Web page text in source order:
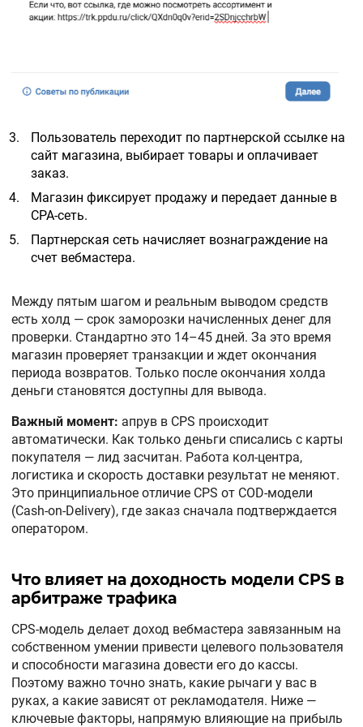
Пользователь переходит по партнерской ссылке на
сайт магазина, выбирает товары и оплачивает
заказ.
Магазин фиксирует продажу и передает данные в
CPA-сеть.
Партнерская сеть начисляет вознаграждение на
счет вебмастера.
Между пятым шагом и реальным выводом средств
есть холд — срок заморозки начисленных денег для
проверки. Стандартно это 14–45 дней. За это время
магазин проверяет транзакции и ждет окончания
периода возвратов. Только после окончания холда
деньги становятся доступны для вывода.
Важный момент: апрув в CPS происходит
автоматически. Как только деньги списались с карты
покупателя — лид засчитан. Работа кол-центра,
логистика и скорость доставки результат не меняют.
Это принципиальное отличие CPS от COD-модели
(Cash-on-Delivery), где заказ сначала подтверждается
оператором.
Что влияет на доходность модели CPS в
арбитраже трафика
CPS-модель делает доход вебмастера завязанным на
собственном умении привести целевого пользователя
и способности магазина довести его до кассы.
Поэтому важно точно знать, какие рычаги у вас в
руках, а какие зависят от рекламодателя. Ниже —
ключевые факторы, напрямую влияющие на прибыль